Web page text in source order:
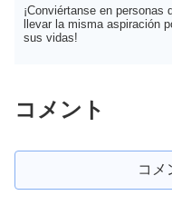
¡Conviértanse en personas
llevar la misma aspiración
sus vidas!
コメント
コメ